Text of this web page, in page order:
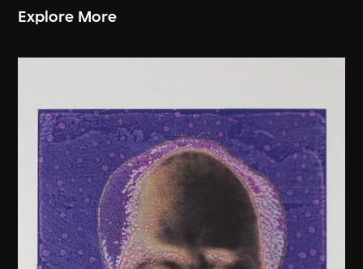
Explore More